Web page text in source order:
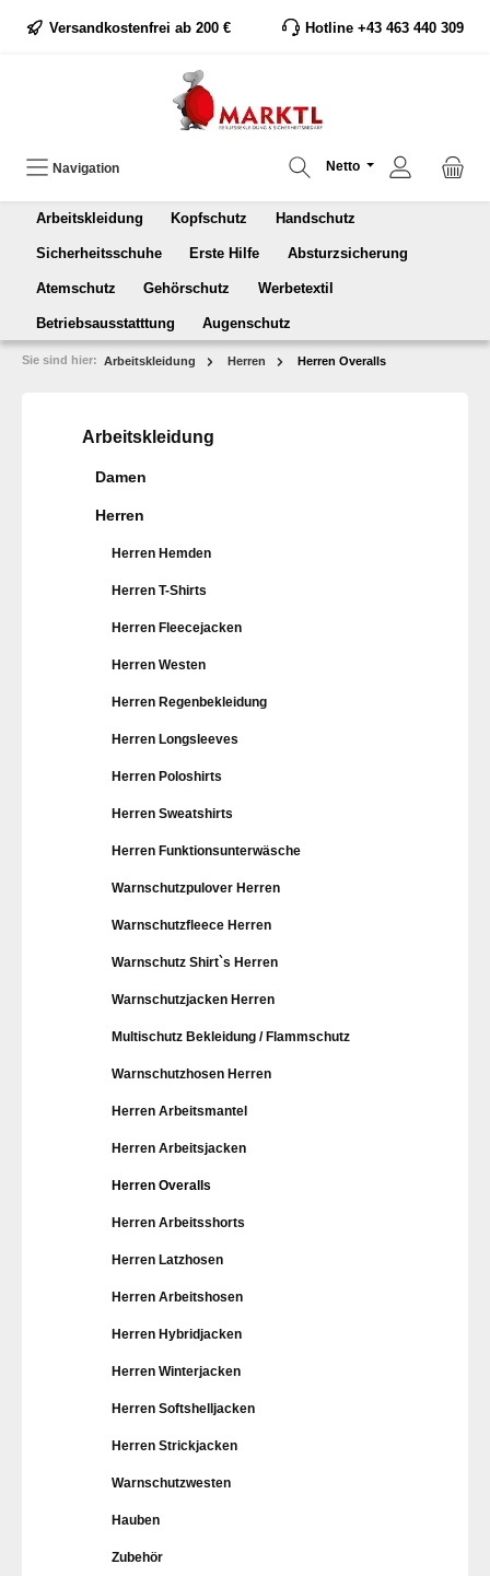
Versandkostenfrei ab 200 € Hotline +43 463 440 309
Navigation Netto
Arbeitskleidung Kopfschutz Handschutz
Sicherheitsschuhe Erste Hilfe Absturzsicherung
Atemschutz Gehörschutz Werbetextil
Betriebsausstatttung Augenschutz
Sie sind hier: Arbeitskleidung Herren Herren Overalls
Arbeitskleidung
Damen
Herren
Herren Hemden
Herren T-Shirts
Herren Fleecejacken
Herren Westen
Herren Regenbekleidung
Herren Longsleeves
Herren Poloshirts
Herren Sweatshirts
Herren Funktionsunterwäsche
Warnschutzpulover Herren
Warnschutzfleece Herren
Warnschutz Shirt`s Herren
Warnschutzjacken Herren
Multischutz Bekleidung / Flammschutz
Warnschutzhosen Herren
Herren Arbeitsmantel
Herren Arbeitsjacken
Herren Overalls
Herren Arbeitsshorts
Herren Latzhosen
Herren Arbeitshosen
Herren Hybridjacken
Herren Winterjacken
Herren Softshelljacken
Herren Strickjacken
Warnschutzwesten
Hauben
Zubehör